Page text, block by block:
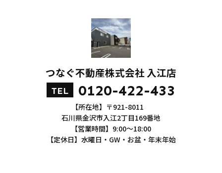
つなぐ不動産株式会社 入江店
TEL 0120-422-433
【所在地】〒921-8011
石川県金沢市入江2丁目169番地
【営業時間】9:00～18:00
【定休日】水曜日・GW・お盆・年末年始